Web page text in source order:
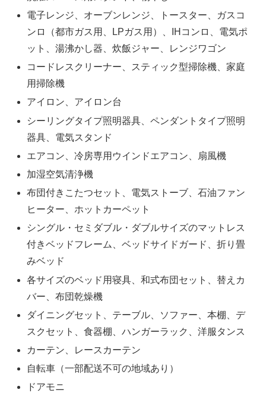
電子レンジ、オーブンレンジ、トースター、ガスコ
ンロ（都市ガス用、LPガス用）、IHコンロ、電気ポ
ット、湯沸かし器、炊飯ジャー、レンジワゴン
コードレスクリーナー、スティック型掃除機、家庭
用掃除機
アイロン、アイロン台
シーリングタイプ照明器具、ペンダントタイプ照明
器具、電気スタンド
エアコン、冷房専用ウインドエアコン、扇風機
加湿空気清浄機
布団付きこたつセット、電気ストーブ、石油ファン
ヒーター、ホットカーペット
シングル・セミダブル・ダブルサイズのマットレス
付きベッドフレーム、ベッドサイドガード、折り畳
みベッド
各サイズのベッド用寝具、和式布団セット、替えカ
バー、布団乾燥機
ダイニングセット、テーブル、ソファー、本棚、デ
スクセット、食器棚、ハンガーラック、洋服タンス
カーテン、レースカーテン
自転車（一部配送不可の地域あり）
ドアモニ